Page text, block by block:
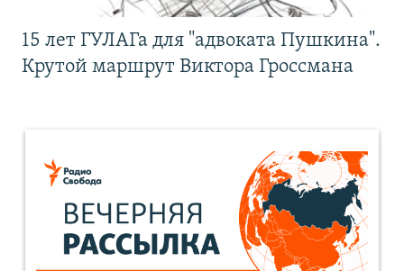
15 лет ГУЛАГа для "адвоката Пушкина".
Крутой маршрут Виктора Гроссмана